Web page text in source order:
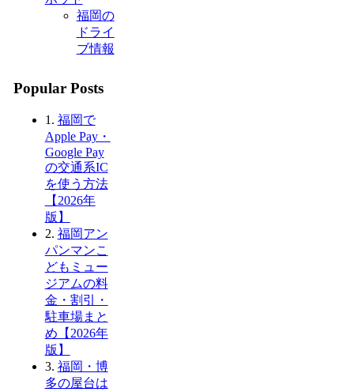
福岡の
ドライ
ブ情報
Popular Posts
1. 福岡で
Apple Pay・
Google Pay
の交通系IC
を使う方法
【2026年
版】
2. 福岡アン
パンマンこ
どもミュー
ジアムの料
金・割引・
駐車場まと
め【2026年
版】
3. 福岡・博
多の屋台は